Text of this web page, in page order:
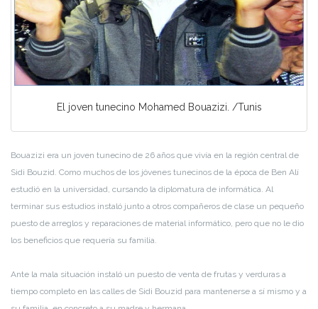
El joven tunecino Mohamed Bouazizi. /Tunis
Bouazizi era un joven tunecino de 26 años que vivía en la región central de
Sidi Bouzid. Como muchos de los jóvenes tunecinos de la época de Ben Alí
estudió en la universidad, cursando la diplomatura de informática. Al
terminar sus estudios instaló junto a otros compañeros de clase un pequeño
puesto de arreglos y reparaciones de material informático, pero que no le dio
los beneficios que requería su familia.
Ante la mala situación instaló un puesto de venta de frutas y verduras a
tiempo completo en las calles de Sidi Bouzid para mantenerse a sí mismo y a